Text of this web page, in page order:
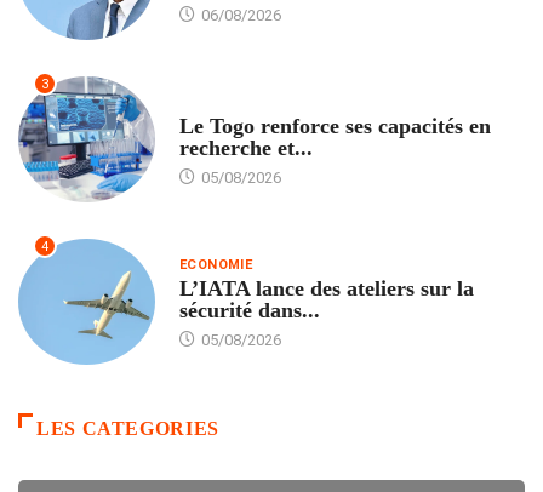
06/08/2026
3
Le Togo renforce ses capacités en
recherche et...
05/08/2026
4
ECONOMIE
L’IATA lance des ateliers sur la
sécurité dans...
05/08/2026
LES CATEGORIES